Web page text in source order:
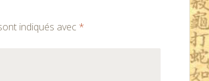
indiqués avec *